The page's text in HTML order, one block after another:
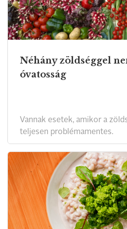
Néhány zöldséggel
óvatosság
Vannak esetek, amikor a
teljesen problémamentes.